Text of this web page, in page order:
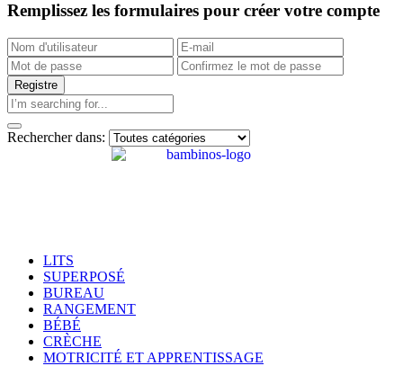
Remplissez les formulaires pour créer votre compte
Rechercher dans:
LITS
SUPERPOSÉ
BUREAU
RANGEMENT
BÉBÉ
CRÈCHE
MOTRICITÉ ET APPRENTISSAGE